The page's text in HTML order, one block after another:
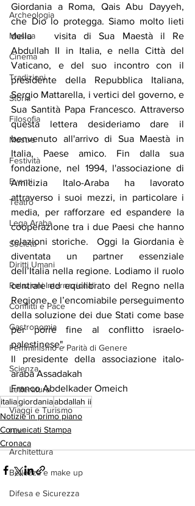
Archeologia
Musica
Cinema
Tradizioni
Storia
Filosofia
Mostre
Festività
Eventi
Teatro
Lega Araba
Società
Diritti Umani
Relazioni Internazionali
Conflitti e Pace
Gastronomia
Femminismo e Parità di Genere
Scienza
Letteratura
Viaggi e Turismo
Libri
Architettura
Bellezza e make up
Difesa e Sicurezza
Giordania a Roma, Qais Abu Dayyeh,
che Dio lo protegga. Siamo molto lieti
della   visita di Sua Maestà il Re
Abdullah II in Italia, e nella Città del
Vaticano, e del suo incontro con il
presidente della Repubblica Italiana,
Sergio Mattarella, i vertici del governo, e
Sua Santità Papa Francesco. Attraverso
questa lettera desideriamo dare il
benvenuto all'arrivo di Sua Maestà in
Italia, Paese amico. Fin dalla sua
fondazione, nel 1994, l'associazione di
Amicizia Italo-Araba ha lavorato
attraverso i suoi mezzi, in particolare i
media, per rafforzare ed espandere la
cooperazione tra i due Paesi che hanno
relazioni storiche.  Oggi la Giordania è
diventata un partner essenziale
dell’Italia nella regione. Lodiamo il ruolo
centrale ed equilibrato del Regno nella
Regione, e l’encomiabile perseguimento
della soluzione dei due Stati come base
per porre fine al conflitto israelo-
palestinese".
Il presidente della associazione italo-
araba Assadakah
Franco Abdelkader Omeich
italiagiordaniaabdallah ii
Notizie in primo piano
Comunicati Stampa
Cronaca